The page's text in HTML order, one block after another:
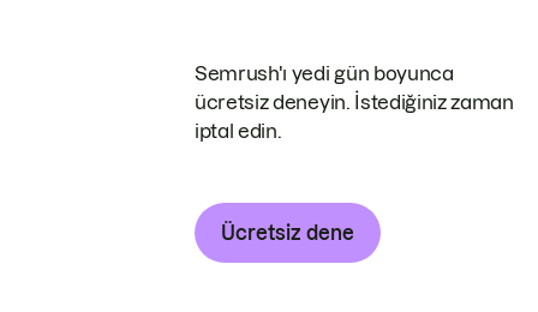
Semrush'ı yedi gün boyunca
ücretsiz deneyin. İstediğiniz zaman
iptal edin.
Ücretsiz dene